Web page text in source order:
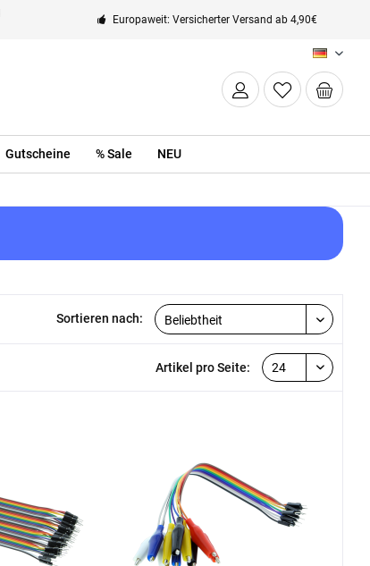
Europaweit: Versicherter Versand ab 4,90€
DE
Gutscheine % Sale NEU
Sortieren nach:
Artikel pro Seite: